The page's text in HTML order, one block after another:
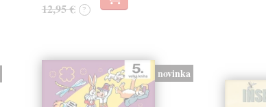
12,95 € ?
novinka